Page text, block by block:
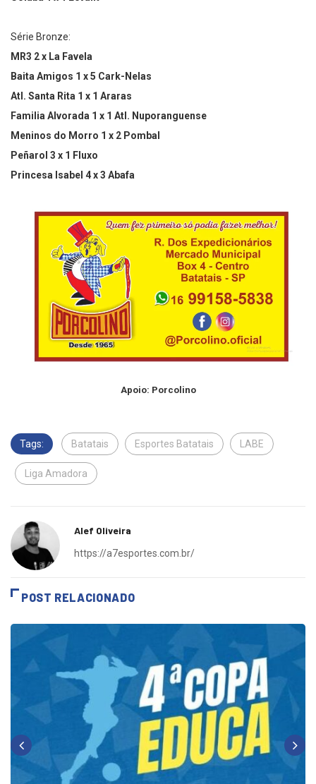
Colaba 1 x 1 Levant ⁣
Série Bronze: ⁣
MR3 2 x La Favela ⁣
Baita Amigos 1 x 5 Cark-Nelas ⁣
Atl. Santa Rita 1 x 1 Araras ⁣
Familia Alvorada 1 x 1 Atl. Nuporanguense ⁣
Meninos do Morro 1 x 2 Pombal ⁣
Peñarol 3 x 1 Fluxo ⁣
Princesa Isabel 4 x 3 Abafa
Apoio: Porcolino
Tags: Batatais Esportes Batatais LABE
Liga Amadora
Alef Oliveira
https://a7esportes.com.br/
POST RELACIONADO